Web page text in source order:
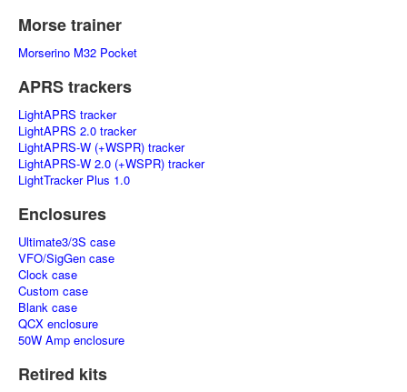
Morse trainer
Morserino M32 Pocket
APRS trackers
LightAPRS tracker
LightAPRS 2.0 tracker
LightAPRS-W (+WSPR) tracker
LightAPRS-W 2.0 (+WSPR) tracker
LightTracker Plus 1.0
Enclosures
Ultimate3/3S case
VFO/SigGen case
Clock case
Custom case
Blank case
QCX enclosure
50W Amp enclosure
Retired kits